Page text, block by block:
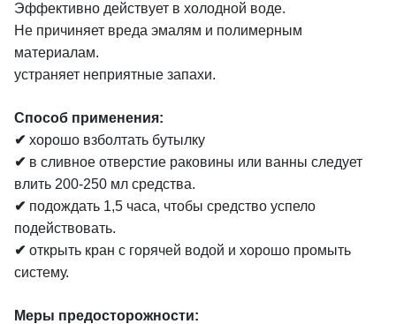
Эффективно действует в холодной воде.
Не причиняет вреда эмалям и полимерным
материалам.
устраняет неприятные запахи.
Способ применения:
✔ хорошо взболтать бутылку
✔ в сливное отверстие раковины или ванны следует
влить 200-250 мл средства.
✔ подождать 1,5 часа, чтобы средство успело
подействовать.
✔ открыть кран с горячей водой и хорошо промыть
систему.
Меры предосторожности: